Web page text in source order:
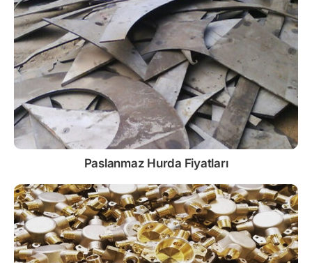
Paslanmaz Hurda Fiyatları